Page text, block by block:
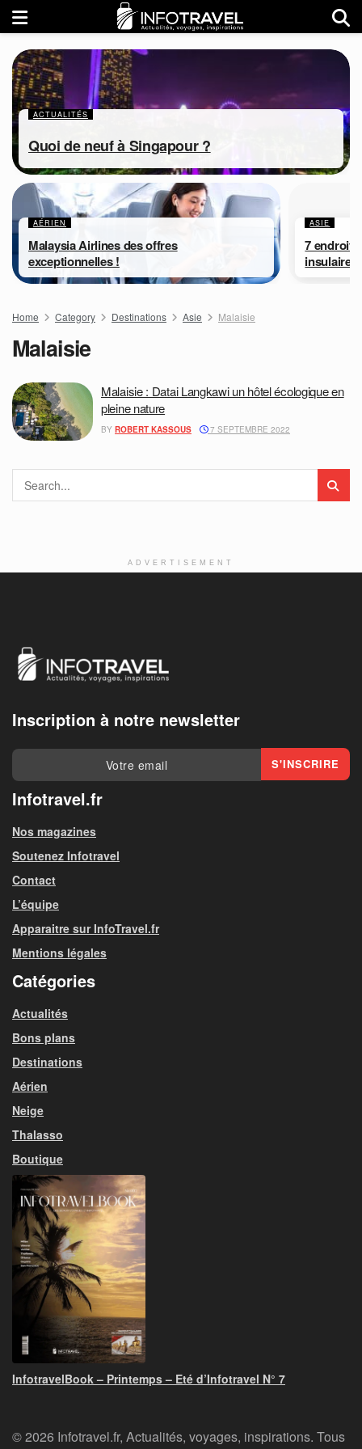
ACTUALITÉS
Quoi de neuf à Singapour ?
AÉRIEN
Malaysia Airlines des offres
exceptionnelles !
ASIE
7
insulaire
Home Category Destinations Asie Malaisie
Malaisie
Malaisie : Datai Langkawi un hôtel écologique en
pleine nature
BY ROBERT KASSOUS 7 SEPTEMBRE 2022
ADVERTISEMENT
Inscription à notre newsletter
Infotravel.fr
Nos magazines
Soutenez Infotravel
Contact
L’équipe
Apparaitre sur InfoTravel.fr
Mentions légales
Catégories
Actualités
Bons plans
Destinations
Aérien
Neige
Thalasso
Boutique
InfotravelBook – Printemps – Eté d’Infotravel N° 7
© 2026 Infotravel.fr, Actualités, voyages, inspirations. Tous